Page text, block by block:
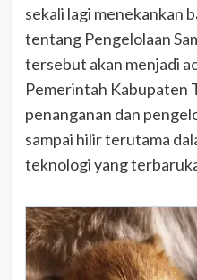
sekali lagi menekankan
tentang Pengelolaan
tersebut akan menjadi
Pemerintah Kabupaten
penanganan dan
sampai hilir terutama
teknologi yang